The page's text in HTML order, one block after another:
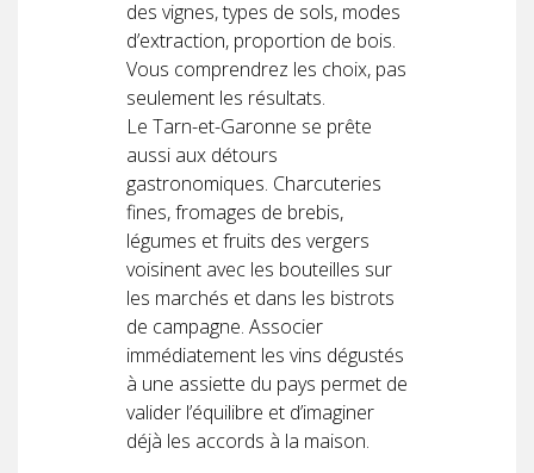
des vignes, types de sols, modes
d’extraction, proportion de bois.
Vous comprendrez les choix, pas
seulement les résultats.
Le Tarn-et-Garonne se prête
aussi aux détours
gastronomiques. Charcuteries
fines, fromages de brebis,
légumes et fruits des vergers
voisinent avec les bouteilles sur
les marchés et dans les bistrots
de campagne. Associer
immédiatement les vins dégustés
à une assiette du pays permet de
valider l’équilibre et d’imaginer
déjà les accords à la maison.